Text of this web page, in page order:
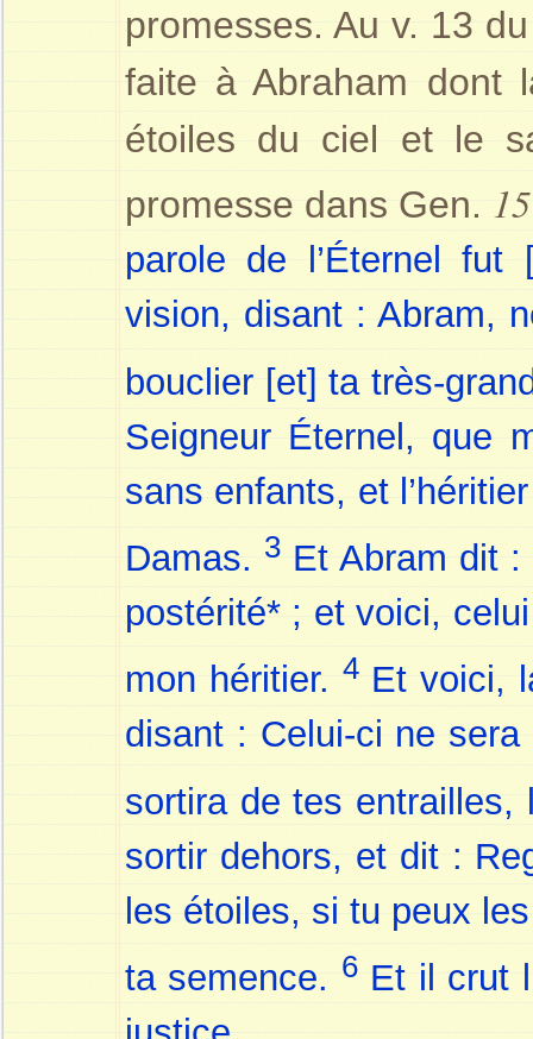
promesses. Au v. 13
faite à Abraham dont
étoiles du ciel et le
promesse dans Gen. 15
parole de l’Éternel fut
vision, disant : Abram,
bouclier [et] ta très-
Seigneur Éternel, que
sans enfants, et
Damas. 3 Et Abram dit :
postérité* ; et voici,
mon héritier. 4Et voici,
disant : Celui-ci ne
sortira de tes
sortir dehors, et dit :
les étoiles, si tu peux
ta semence. 6Et il crut